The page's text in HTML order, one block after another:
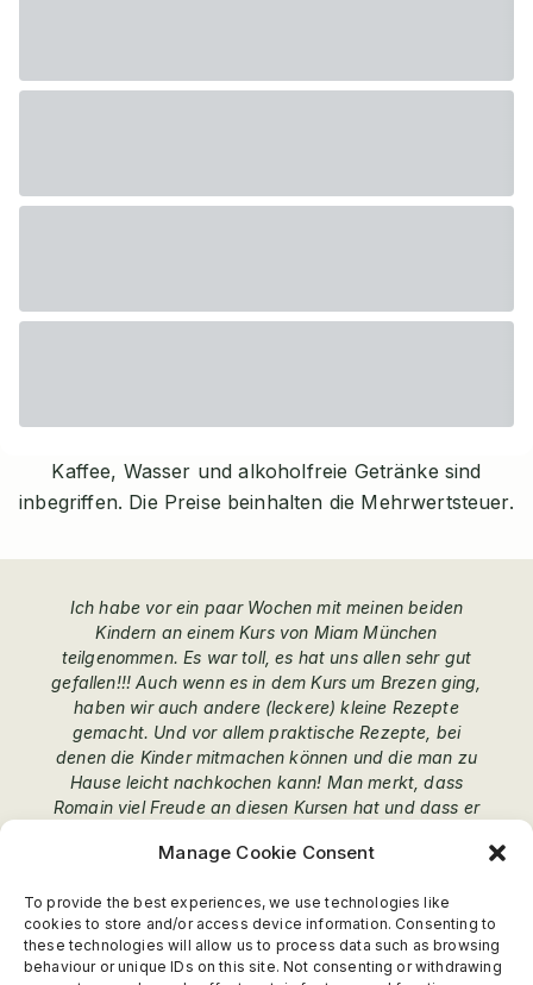
Manage Cookie Consent
To provide the best experiences, we use technologies like
cookies to store and/or access device information. Consenting to
these technologies will allow us to process data such as browsing
behaviour or unique IDs on this site. Not consenting or withdrawing
Kaffee, Wasser und alkoholfreie Getränke sind
inbegriffen. Die Preise beinhalten die Mehrwertsteuer.
Ich habe vor ein paar Wochen mit meinen beiden
Kindern an einem Kurs von Miam München
teilgenommen. Es war toll, es hat uns allen sehr gut
gefallen!!! Auch wenn es in dem Kurs um Brezen ging,
haben wir auch andere (leckere) kleine Rezepte
gemacht. Und vor allem praktische Rezepte, bei
denen die Kinder mitmachen können und die man zu
Hause leicht nachkochen kann! Man merkt, dass
Romain viel Freude an diesen Kursen hat und dass er
Schließlich war die Gruppe nicht zu groß, das war
sie waren begeistert. Wir kommen wieder!!!
Coralie